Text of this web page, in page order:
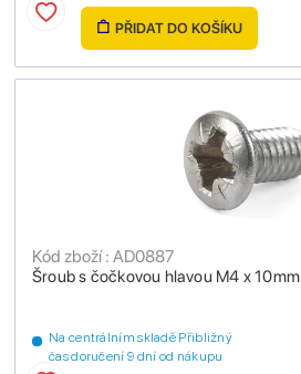
PŘIDAT DO KOŠÍKU
Šroub s čočkovou hlavou M4 x 10mm
Kód zboží : AD0887
Na centrálním skladě Přibližný
čas doručení 9 dní od nákupu